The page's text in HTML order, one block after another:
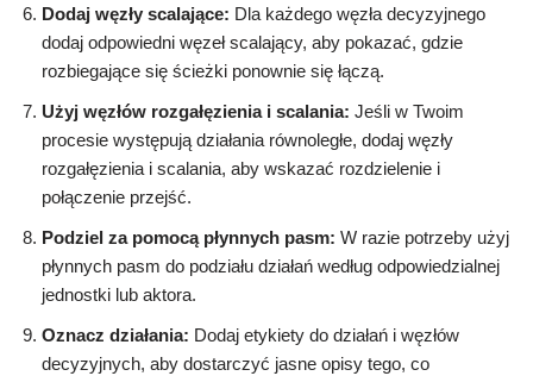
Dodaj węzły scalające: Dla każdego węzła decyzyjnego
dodaj odpowiedni węzeł scalający, aby pokazać, gdzie
rozbiegające się ścieżki ponownie się łączą.
Użyj węzłów rozgałęzienia i scalania: Jeśli w Twoim
procesie występują działania równoległe, dodaj węzły
rozgałęzienia i scalania, aby wskazać rozdzielenie i
połączenie przejść.
Podziel za pomocą płynnych pasm: W razie potrzeby użyj
płynnych pasm do podziału działań według odpowiedzialnej
jednostki lub aktora.
Oznacz działania: Dodaj etykiety do działań i węzłów
decyzyjnych, aby dostarczyć jasne opisy tego, co